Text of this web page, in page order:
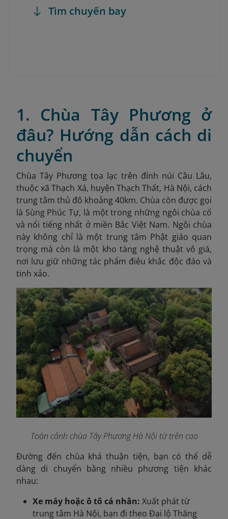
Tìm chuyến bay
1. Chùa Tây Phương ở
đâu? Hướng dẫn cách di
chuyển
Chùa Tây Phương tọa lạc trên đỉnh núi Câu Lâu,
thuộc xã Thạch Xá, huyện Thạch Thất, Hà Nội, cách
trung tâm thủ đô khoảng 40km. Chùa còn được gọi
là Sùng Phúc Tự, là một trong những ngôi chùa cổ
và nổi tiếng nhất ở miền Bắc Việt Nam. Ngôi chùa
này không chỉ là một trung tâm Phật giáo quan
trọng mà còn là một kho tàng nghệ thuật vô giá,
nơi lưu giữ những tác phẩm điêu khắc độc đáo và
tinh xảo.
Toàn cảnh chùa Tây Phương Hà Nội từ trên cao
Đường đến chùa khá thuận tiện, bạn có thể dễ
dàng di chuyển bằng nhiều phương tiện khác
nhau:
Xe máy hoặc ô tô cá nhân: Xuất phát từ
trung tâm Hà Nội, bạn đi theo Đại lộ Thăng